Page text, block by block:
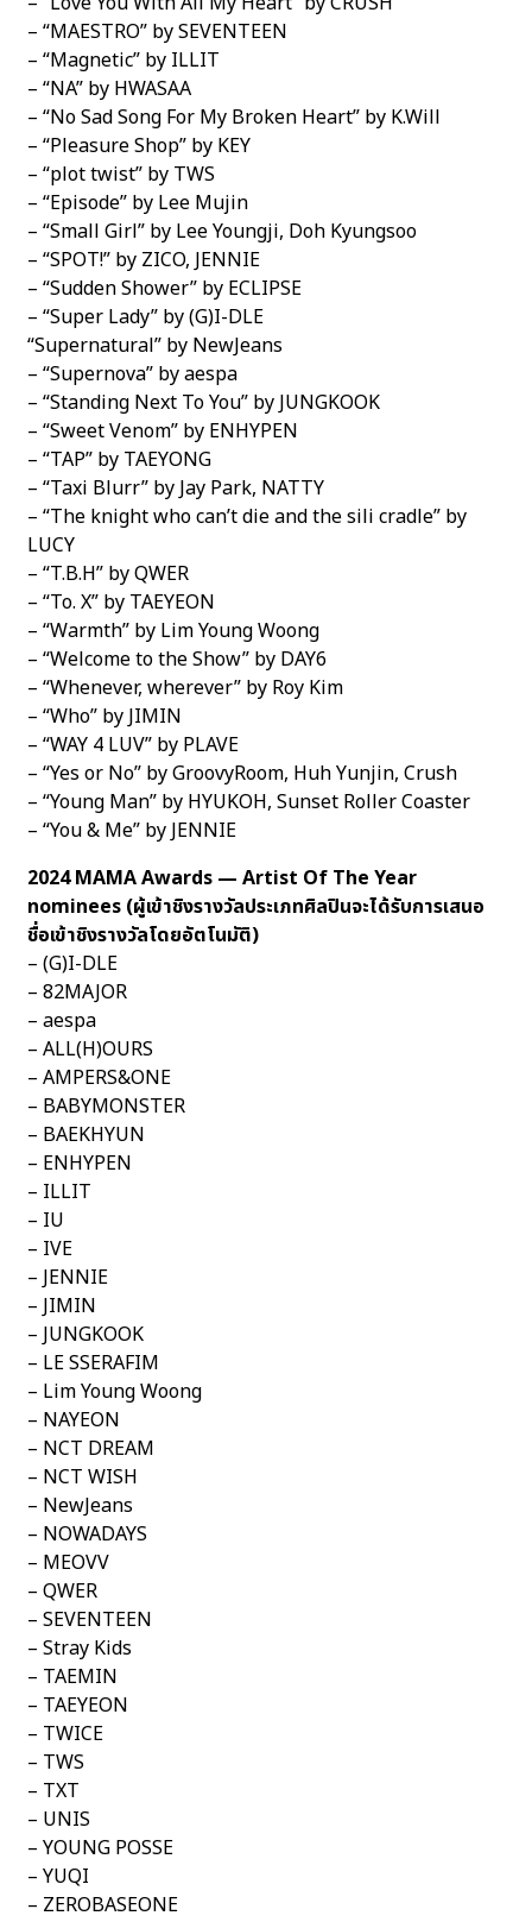
– “MAESTRO” by SEVENTEEN
– “Magnetic” by ILLIT
– “NA” by HWASAA
– “No Sad Song For My Broken Heart” by K.Will
– “Pleasure Shop” by KEY
– “plot twist” by TWS
– “Episode” by Lee Mujin
– “Small Girl” by Lee Youngji, Doh Kyungsoo
– “SPOT!” by ZICO, JENNIE
– “Sudden Shower” by ECLIPSE
– “Super Lady” by (G)I-DLE
“Supernatural” by NewJeans
– “Supernova” by aespa
– “Standing Next To You” by JUNGKOOK
– “Sweet Venom” by ENHYPEN
– “TAP” by TAEYONG
– “Taxi Blurr” by Jay Park, NATTY
– “The knight who can’t die and the sili cradle” by
LUCY
– “T.B.H” by QWER
– “To. X” by TAEYEON
– “Warmth” by Lim Young Woong
– “Welcome to the Show” by DAY6
– “Whenever, wherever” by Roy Kim
– “Who” by JIMIN
– “WAY 4 LUV” by PLAVE
– “Yes or No” by GroovyRoom, Huh Yunjin, Crush
– “Young Man” by HYUKOH, Sunset Roller Coaster
– “You & Me” by JENNIE
2024 MAMA Awards — Artist Of The Year
nominees (ผู้เข้าชิงรางวัลประเภทศิลปินจะได้รับการเสนอ
ชื่อเข้าชิงรางวัลโดยอัตโนมัติ)
– (G)I-DLE
– 82MAJOR
– aespa
– ALL(H)OURS
– AMPERS&ONE
– BABYMONSTER
– BAEKHYUN
– ENHYPEN
– ILLIT
– IU
– IVE
– JENNIE
– JIMIN
– JUNGKOOK
– LE SSERAFIM
– Lim Young Woong
– NAYEON
– NCT DREAM
– NCT WISH
– NewJeans
– NOWADAYS
– MEOVV
– QWER
– SEVENTEEN
– Stray Kids
– TAEMIN
– TAEYEON
– TWICE
– TWS
– TXT
– UNIS
– YOUNG POSSE
– YUQI
– ZEROBASEONE